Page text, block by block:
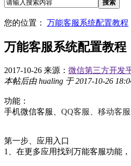
搜索
您的位置： 万能客服系统配置教程
万能客服系统配置教程
2017-10-26 来源： 微信第三方开发
本帖后由 hualing 于 2017-10-26
功能：
手机微信客服、 QQ客服、移动客
第一步、应用入口
1、在更多应用找到万能客服功能